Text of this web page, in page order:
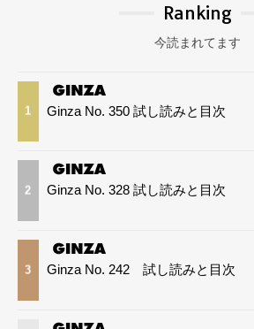
Ranking
今読まれてます
1 Ginza No. 350 試し読みと目次
2 Ginza No. 328 試し読みと目次
3 Ginza No. 242 試し読みと目次